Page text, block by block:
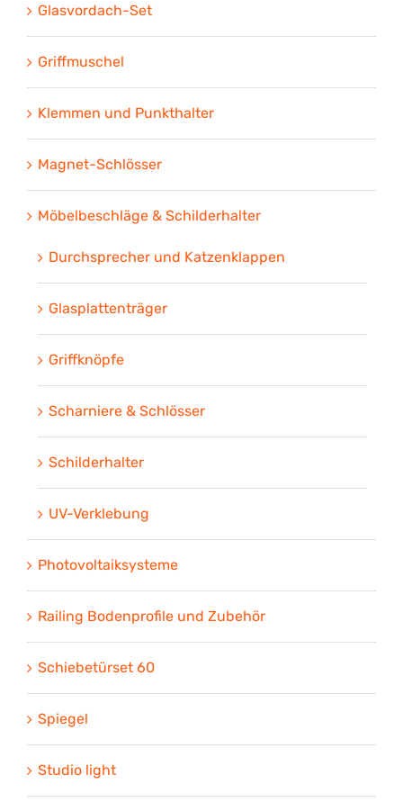
Glasvordach-Set
Griffmuschel
Klemmen und Punkthalter
Magnet-Schlösser
Möbelbeschläge & Schilderhalter
Durchsprecher und Katzenklappen
Glasplattenträger
Griffknöpfe
Scharniere & Schlösser
Schilderhalter
UV-Verklebung
Photovoltaiksysteme
Railing Bodenprofile und Zubehör
Schiebetürset 60
Spiegel
Studio light